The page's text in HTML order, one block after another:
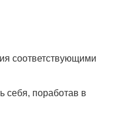
соответствующими
себя, поработав в